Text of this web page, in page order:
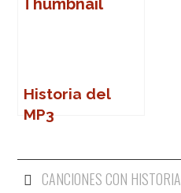
Historia del
MP3
CANCIONES CON HISTORIA